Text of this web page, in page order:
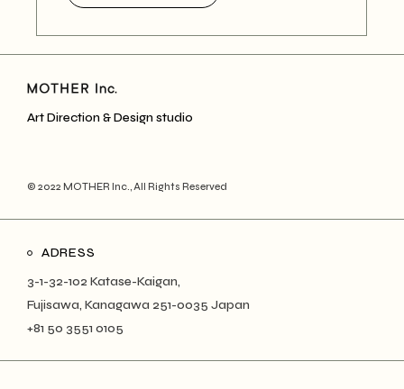
Art Direction & Design studio
© 2022 MOTHER Inc., All Rights Reserved
ADRESS
3-1-32-102 Katase-Kaigan,
Fujisawa, Kanagawa 251-0035 Japan
+81 50 3551 0105